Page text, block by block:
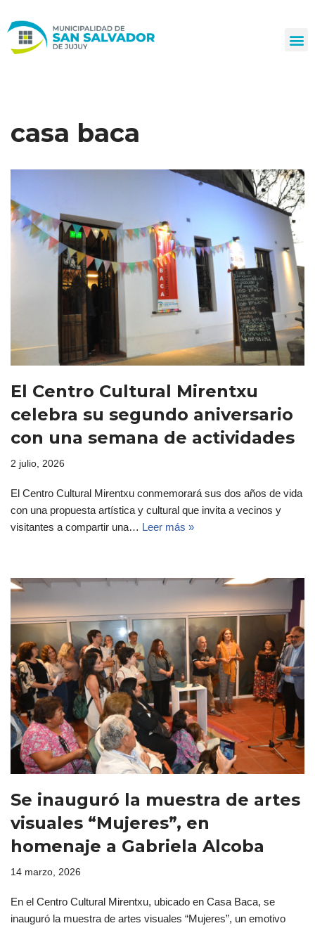
al
casa baca
El Centro Cultural Mirentxu
celebra su segundo aniversario
con una semana de actividades
2 julio, 2026
El Centro Cultural Mirentxu conmemorará sus dos años de vida
con una propuesta artística y cultural que invita a vecinos y
visitantes a compartir una… Leer más »
Se inauguró la muestra de artes
visuales “Mujeres”, en
homenaje a Gabriela Alcoba
14 marzo, 2026
En el Centro Cultural Mirentxu, ubicado en Casa Baca, se
inauguró la muestra de artes visuales “Mujeres”, un emotivo